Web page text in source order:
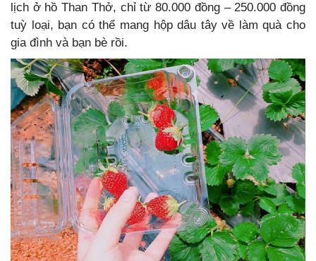
lịch ở hồ Than Thở, chỉ từ 80.000 đồng – 250.000 đồng
tuỳ loại, bạn có thể mang hộp dâu tây về làm quà cho
gia đình và bạn bè rồi.